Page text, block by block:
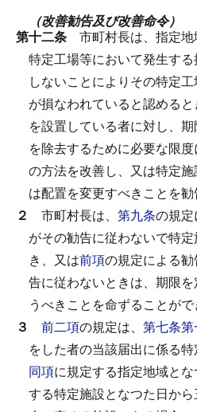
（改善勧告及び改善命令）
第十二条 市町村長は、指定
特定工場等において発生す
しないことによりその特定
が損なわれていると認める
を設置している者に対し、
を除去するために必要な限
の方法を改善し、又は特定
は配置を変更すべきことを勧
２ 市町村長は、 第九条の規
がその勧告に従わないで特
き、又は前項の規定による
告に従わないときは、期限
うべきことを命ずることがで
３ 前二項の規定は、 第七条
をした者の当該届出に係る特
同項に規定する指定地域と
する特定施設となつた日か